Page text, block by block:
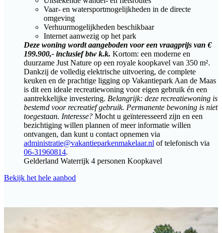
Vaar- en watersportmogelijkheden in de directe
omgeving
Verhuurmogelijkheden beschikbaar
Internet aanwezig op het park
Deze woning wordt aangeboden voor een vraagprijs van €
199.900,- inclusief btw k.k. Kortom: een moderne en
duurzame Just Nature op een royale koopkavel van 350 m².
Dankzij de volledig elektrische uitvoering, de complete
keuken en de prachtige ligging op Vakantiepark Aan de Maas
is dit een ideale recreatiewoning voor eigen gebruik én een
aantrekkelijke investering. Belangrijk: deze recreatiewoning is
bestemd voor recreatief gebruik. Permanente bewoning is niet
toegestaan. Interesse? Mocht u geïnteresseerd zijn en een
bezichtiging willen plannen of meer informatie willen
ontvangen, dan kunt u contact opnemen via
administratie@vakantieparkenmakelaar.nl of telefonisch via
06-31960814.
Gelderland Waterrijk 4 personen Koopkavel
Bekijk het hele aanbod